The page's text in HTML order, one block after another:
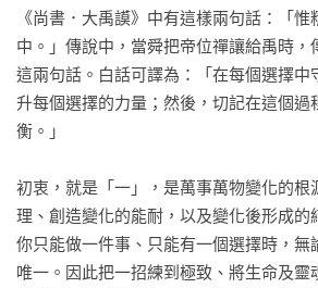
《尚書．大禹謨》中有這樣兩句話：「
中。」傳說中，當舜把帝位禪讓給禹時，
這兩句話。白話可譯為：「在每個選擇中
升每個選擇的力量；然後，切記在這個過
衡。」
初衷，就是「一」，是萬事萬物變化的根
理、創造變化的能耐，以及變化後形成的
你只能做一件事、只能有一個選擇時，無
唯一。因此把一招練到極致、將生命及靈